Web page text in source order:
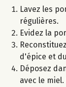
Lavez les
régulières.
Evidez la
d'épice et
Déposez
avec le